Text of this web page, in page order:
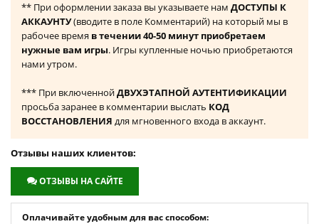
** При оформлении заказа вы указываете нам ДОСТУПЫ К
АККАУНТУ(вводите в поле Комментарий) на который мы в
рабочее время в течении 40-50 минут приобретаем
нужные вам игры. Игры купленные ночью приобретаются
нами утром.
*** При включеннойДВУХЭТАПНОЙ АУТЕНТИФИКАЦИИ
просьба заранее в комментарии выслать КОД
ВОССТАНОВЛЕНИЯ для мгновенного входа в аккаунт.
Отзывы наших клиентов:
ОТЗЫВЫ НА САЙТЕ
Оплачивайте удобным для вас способом: